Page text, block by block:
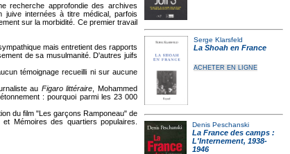
Serge Klarsfeld
La Shoah en France
ACHETER EN LIGNE
Denis Peschanski
La France des camps :
L'Internement, 1938-
1946
recherche approfondie des archives
juive internées à titre médical, parfois
sur la morbidité. Ce premier travail
mais entretient des rapports
de sa musulmanité. D'autres juifs
témoignage recueilli ni sur aucune
au Figaro littéraire , Mohammed
: pourquoi parmi les 23 000
du film "Les garçons Ramponeau" de
Mémoires des quartiers populaires.